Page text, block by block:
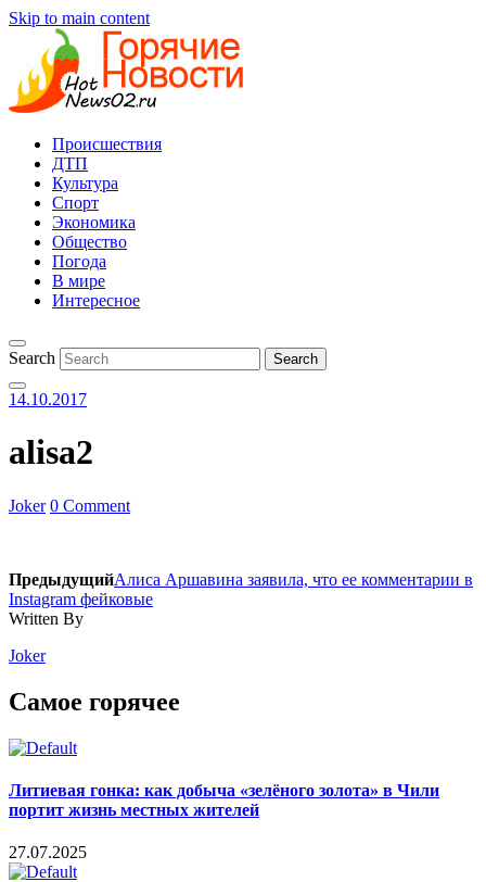
Skip to main content
Происшествия
ДТП
Культура
Спорт
Экономика
Общество
Погода
В мире
Интересное
Search
14.10.2017
alisa2
Joker 0 Comment
ПредыдущийАлиса Аршавина заявила, что ее комментарии в
Instagram фейковые
Written By
Joker
Самое горячее
Литиевая гонка: как добыча «зелёного золота» в Чили
портит жизнь местных жителей
27.07.2025